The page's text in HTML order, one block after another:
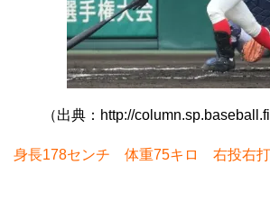
（出典：http://
身長178センチ 体重75キロ 右投右打